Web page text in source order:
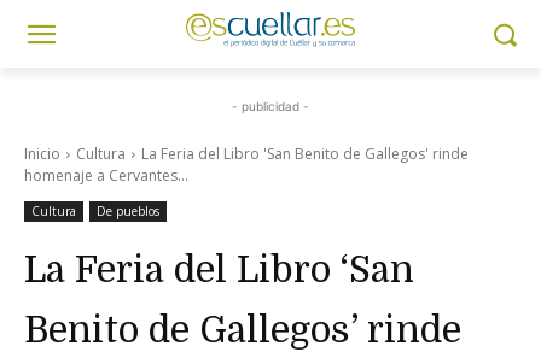
- publicidad -
Inicio Cultura
La Feria del Libro 'San Benito de Gallegos' rinde
homenaje a Cervantes...
Cultura De pueblos
La Feria del Libro ‘San
Benito de Gallegos’ rinde